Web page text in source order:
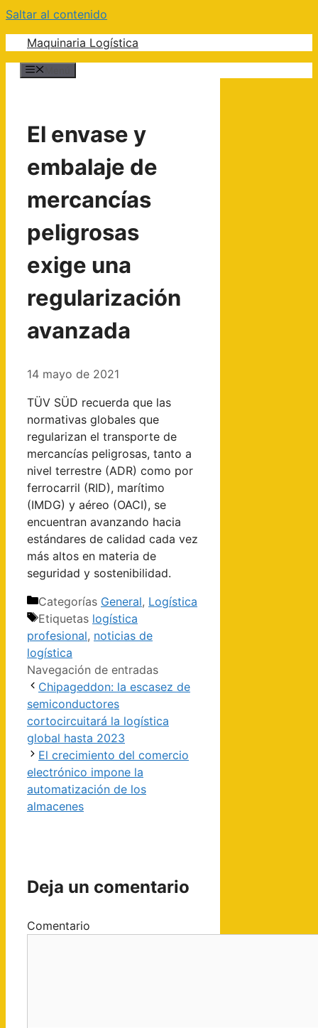
Saltar al contenido
Maquinaria Logística
El envase y
embalaje de
mercancías
peligrosas
exige una
regularización
avanzada
14 mayo de 2021
TÜV SÜD recuerda que las
normativas globales que
regularizan el transporte de
mercancías peligrosas, tanto a
nivel terrestre (ADR) como por
ferrocarril (RID), marítimo
(IMDG) y aéreo (OACI), se
encuentran avanzando hacia
estándares de calidad cada vez
más altos en materia de
seguridad y sostenibilidad.
Categorías General, Logística
Etiquetas logística
profesional, noticias de
logística
Navegación de entradas
Chipageddon: la escasez de
semiconductores
cortocircuitará la logística
global hasta 2023
El crecimiento del comercio
electrónico impone la
automatización de los
almacenes
Deja un comentario
Comentario